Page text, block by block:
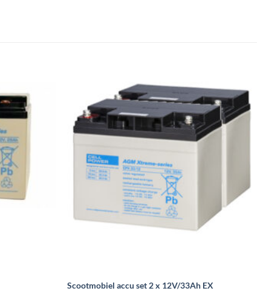
Scootmobiel accu set 2 x 12V/33Ah EX